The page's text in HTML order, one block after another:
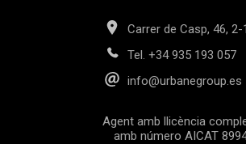
Carrer de Casp, 46, 2-
Tel. +34 935 193 057
info@urbanegroup.es
Agent amb llicència
amb número AICAT